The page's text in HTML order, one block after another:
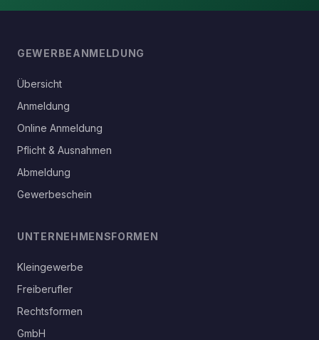
GEWERBEANMELDUNG
Übersicht
Anmeldung
Online Anmeldung
Pflicht & Ausnahmen
Abmeldung
Gewerbeschein
UNTERNEHMENSFORMEN
Kleingewerbe
Freiberufler
Rechtsformen
GmbH